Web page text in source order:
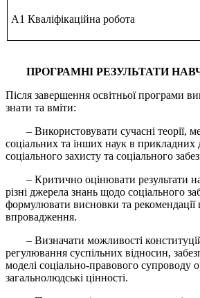
А1 Кваліфікаційна робота
ПРОГРАМНІ РЕЗУЛЬТАТИ
Після завершення освітньої програми
знати та вміти:
– Використовувати сучасні теорії,
соціальних та інших наук в прикладних
соціального захисту та соціального
– Критично оцінювати результати
різні джерела знань щодо соціального
формулювати висновки та
впровадження.
– Визначати можливості
регулювання суспільних відносин,
моделі соціально-правового супроводу
загальнолюдські цінності.